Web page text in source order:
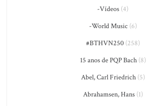
-Vídeos (4)
-World Music (6)
#BTHVN250(258)
15 anos de PQP Bach(8)
Abel, Carl Friedrich(5)
Abrahamsen, Hans(1)